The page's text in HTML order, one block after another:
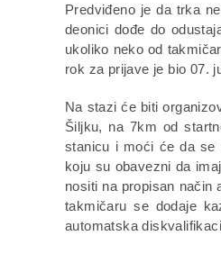
Predviđeno je da trka
deonici dođe do
ukoliko neko od
rok za prijave je bio 07.
Na stazi će biti
Šiljku, na 7km od
stanicu i moći će da se
koju su obavezni da
nositi na propisan način
takmičaru se dodaje
automatska